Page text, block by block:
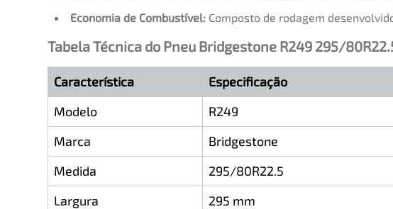
Economia de Combustível: Composto de rodagem
Tabela Técnica do Pneu Bridgestone R249 295/
Característica
Especificação
Modelo
R249
Marca
Bridgestone
Medida
295/80R22.5
Largura
295 mm